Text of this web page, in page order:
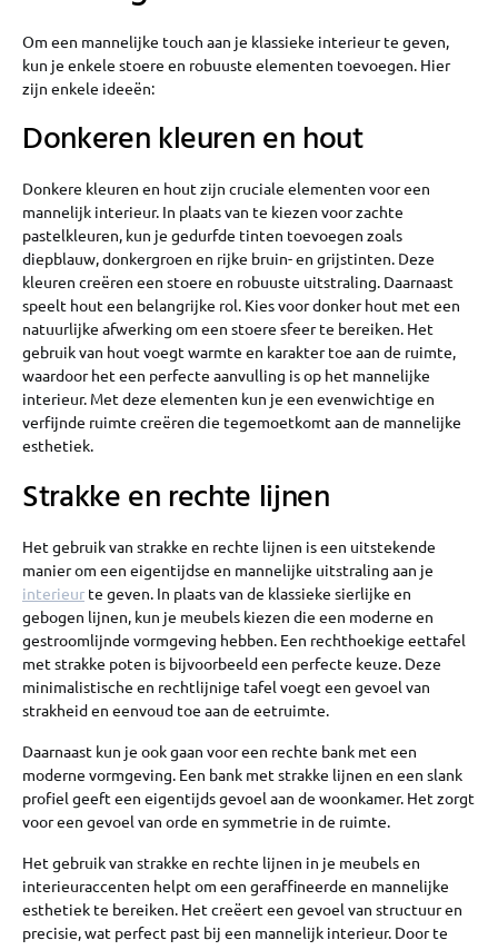
Om een mannelijke touch aan je klassieke interieur te geven,
kun je enkele stoere en robuuste elementen toevoegen. Hier
zijn enkele ideeën:
Donkeren kleuren en hout
Donkere kleuren en hout zijn cruciale elementen voor een
mannelijk interieur. In plaats van te kiezen voor zachte
pastelkleuren, kun je gedurfde tinten toevoegen zoals
diepblauw, donkergroen en rijke bruin- en grijstinten. Deze
kleuren creëren een stoere en robuuste uitstraling. Daarnaast
speelt hout een belangrijke rol. Kies voor donker hout met een
natuurlijke afwerking om een stoere sfeer te bereiken. Het
gebruik van hout voegt warmte en karakter toe aan de ruimte,
waardoor het een perfecte aanvulling is op het mannelijke
interieur. Met deze elementen kun je een evenwichtige en
verfijnde ruimte creëren die tegemoetkomt aan de mannelijke
esthetiek.
Strakke en rechte lijnen
Het gebruik van strakke en rechte lijnen is een uitstekende
manier om een eigentijdse en mannelijke uitstraling aan je
interieur te geven. In plaats van de klassieke sierlijke en
gebogen lijnen, kun je meubels kiezen die een moderne en
gestroomlijnde vormgeving hebben. Een rechthoekige eettafel
met strakke poten is bijvoorbeeld een perfecte keuze. Deze
minimalistische en rechtlijnige tafel voegt een gevoel van
strakheid en eenvoud toe aan de eetruimte.
Daarnaast kun je ook gaan voor een rechte bank met een
moderne vormgeving. Een bank met strakke lijnen en een slank
profiel geeft een eigentijds gevoel aan de woonkamer. Het zorgt
voor een gevoel van orde en symmetrie in de ruimte.
Het gebruik van strakke en rechte lijnen in je meubels en
interieuraccenten helpt om een geraffineerde en mannelijke
esthetiek te bereiken. Het creëert een gevoel van structuur en
precisie, wat perfect past bij een mannelijk interieur. Door te